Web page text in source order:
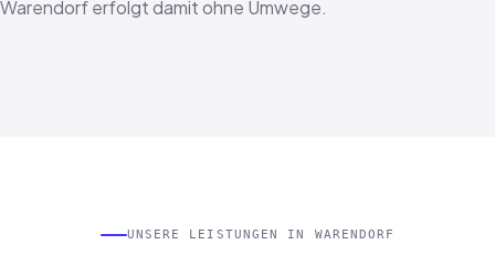
Warendorf erfolgt damit ohne Umwege.
UNSERE LEISTUNGEN IN WARENDORF